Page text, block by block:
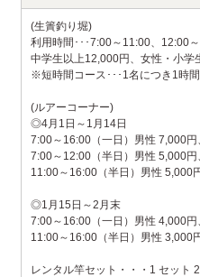
(生簀釣り堀)
利用時間･･･7:00～11:00、12:00
中学生以上12,000円、女性・小学
※短時間コース･･･1名につき1時
(ルアーコーナー)
◎4月1日～1月14日
7:00～16:00（一日）男性 7,000
7:00～12:00（半日）男性 5,000
11:00～16:00（半日）男性 5,000
◎1月15日～2月末
7:00～16:00（一日）男性 4,000
11:00～16:00（半日）男性 3,000
レンタル竿セット・・・1 セット